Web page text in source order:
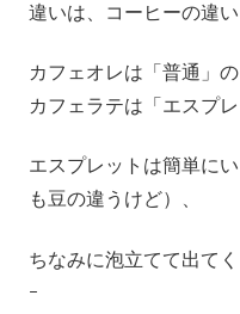
違いは、コーヒーの違い
カフェオレは「普通」
カフェラテは「エスプ
エスプレットは簡単に
も豆の違うけど）、
ちなみに泡立てて出て
ｰ